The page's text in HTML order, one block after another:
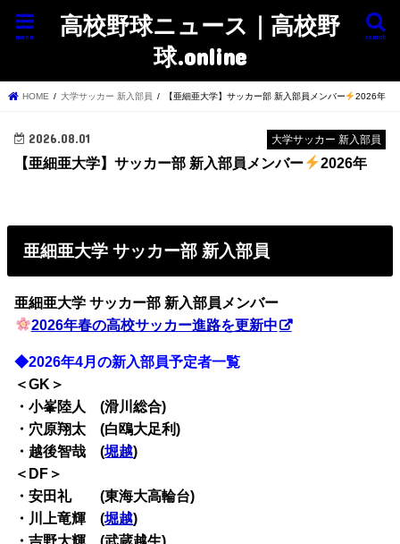
高校野球ニュース｜高校野
球.online
search
menu
HOME 大学サッカー 新入部員 【亜細亜大学】サッカー部 新入部員メンバー 2026年
大学サッカー 新入部員
2026.08.01
【亜細亜大学】サッカー部 新入部員メンバー 2026年
亜細亜大学 サッカー部 新入部員
亜細亜大学 サッカー部 新入部員メンバー
2026年春の高校サッカー進路を更新中
◆2026年4月の新入部員予定者一覧
＜GK＞
・小峯陸人 (滑川総合)
・穴原翔太 (白鴎大足利)
・越後智哉 (堀越)
＜DF＞
・安田礼 (東海大高輪台)
・川上竜輝 (堀越)